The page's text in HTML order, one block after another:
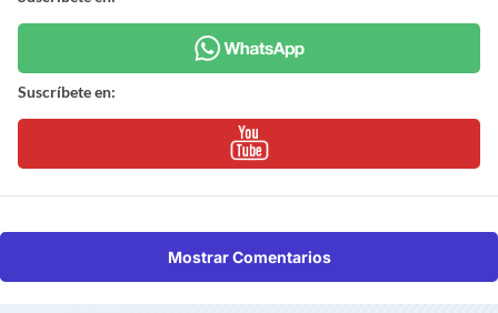
Suscríbete en:
Mostrar Comentarios